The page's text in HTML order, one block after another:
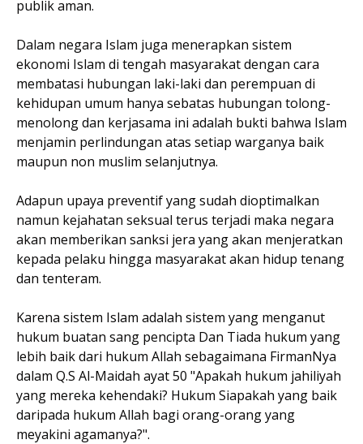
publik aman.
Dalam negara Islam juga menerapkan sistem
ekonomi Islam di tengah masyarakat dengan cara
membatasi hubungan laki-laki dan perempuan di
kehidupan umum hanya sebatas hubungan tolong-
menolong dan kerjasama ini adalah bukti bahwa Islam
menjamin perlindungan atas setiap warganya baik
maupun non muslim selanjutnya.
Adapun upaya preventif yang sudah dioptimalkan
namun kejahatan seksual terus terjadi maka negara
akan memberikan sanksi jera yang akan menjeratkan
kepada pelaku hingga masyarakat akan hidup tenang
dan tenteram.
Karena sistem Islam adalah sistem yang menganut
hukum buatan sang pencipta Dan Tiada hukum yang
lebih baik dari hukum Allah sebagaimana FirmanNya
dalam Q.S Al-Maidah ayat 50 "Apakah hukum jahiliyah
yang mereka kehendaki? Hukum Siapakah yang baik
daripada hukum Allah bagi orang-orang yang
meyakini agamanya?".